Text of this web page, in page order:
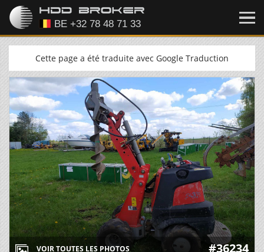
Cette page a été traduite avec Google Traduction
VOIR TOUTES LES PHOTOS #36234